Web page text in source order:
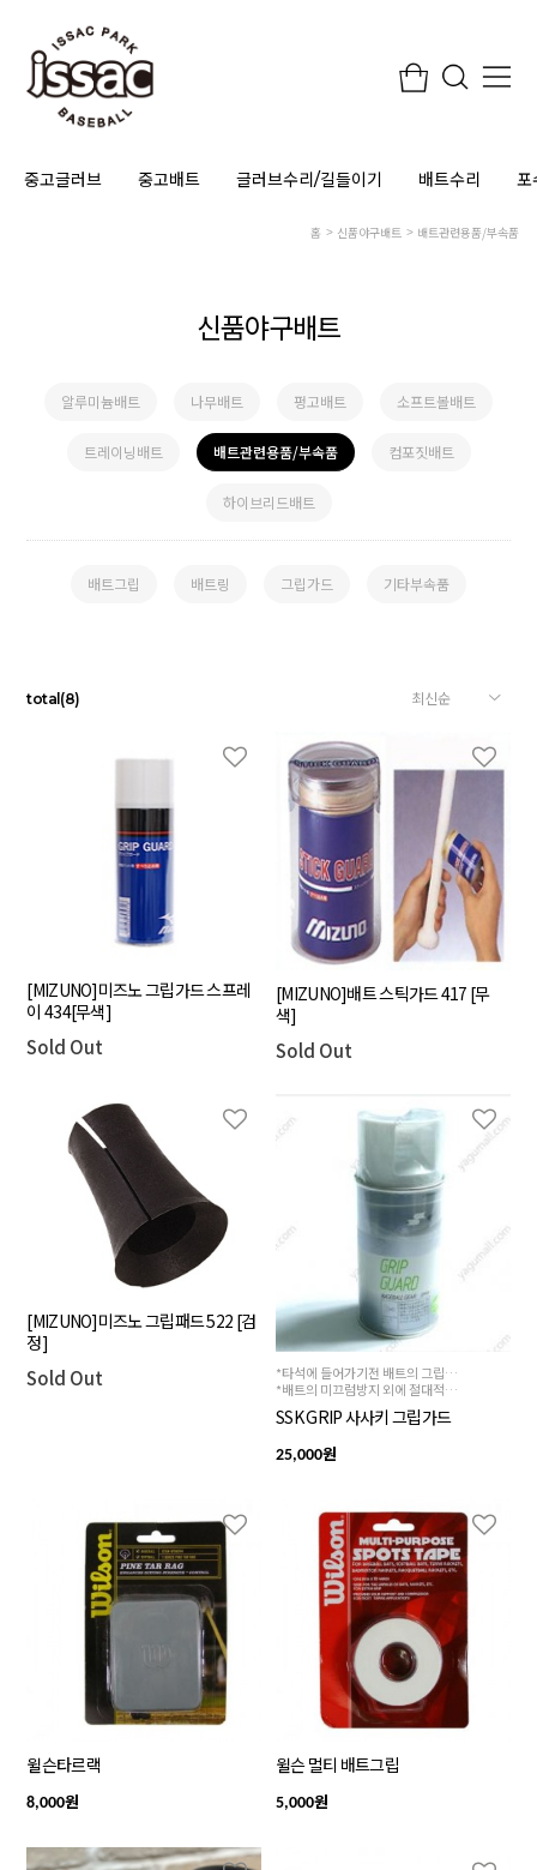
중고글러브 중고배트 글러브수리/길들이기 배트수리 포
홈 신품야구배트 배트관련용품/부속품
신품야구배트
알루미늄배트 나무배트 펑고배트 소프트볼배트
트레이닝배트 배트관련용품/부속품 컴포짓배트
하이브리드배트
배트그립 배트링 그립가드 기타부속품
total (8)
[MIZUNO]미즈노 그립가드 스프레
이 434[무색]
Sold Out
[MIZUNO]배트 스틱가드 417 [무
색]
Sold Out
[MIZUNO]미즈노 그립패드 522 [검
정]
Sold Out
*타석에 들어가기전 배트의 그립에 분사하여 배트의 미끄럼 방지
*배트의 미끄럼방지 외에 절대적으로 사용을 금합니다.
SSK GRIP 사사키 그립가드
25,000원
윌슨타르랙
8,000원
윌슨 멀티 배트그립
5,000원